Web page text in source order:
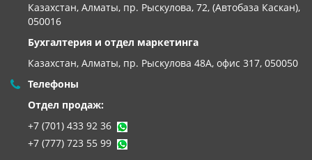
Казахстан, Алматы, пр. Рыскулова, 72, (Автобаза Каскан),
050016
Бухгалтерия и отдел маркетинга
Казахстан, Алматы, пр. Рыскулова 48А, офис 317, 050050
Телефоны
Отдел продаж:
+7 (701) 433 92 36
+7 (777) 723 55 99